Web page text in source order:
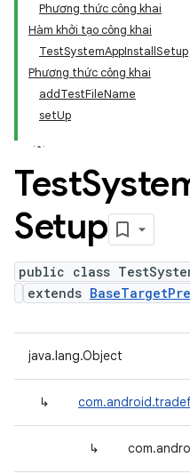
Phương thức công khai
Hàm khởi tạo công khai
TestSystemAppInstallSetup
Phương thức công khai
addTestFileName
setUp
Test
Setup
public class
extends
java.lang.Object
↳
↳